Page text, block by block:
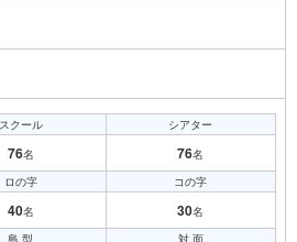
スクール
76名
シアター
76名
ロの字
40名
コの字
30名
島 型
対 面